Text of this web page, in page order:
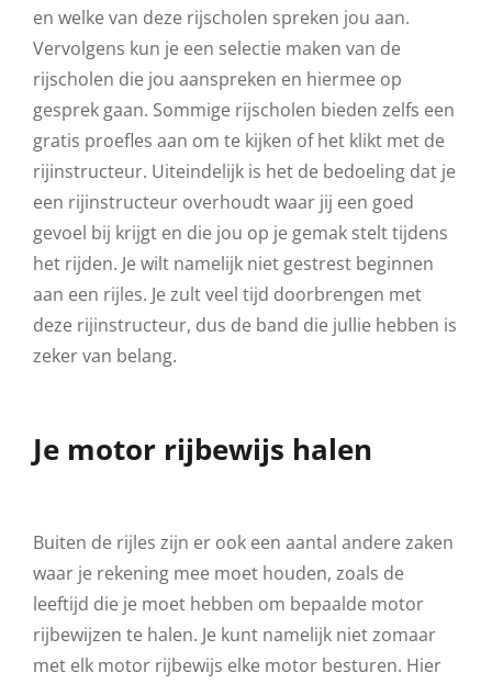
en welke van deze rijscholen spreken jou aan.
Vervolgens kun je een selectie maken van de
rijscholen die jou aanspreken en hiermee op
gesprek gaan. Sommige rijscholen bieden zelfs een
gratis proefles aan om te kijken of het klikt met de
rijinstructeur. Uiteindelijk is het de bedoeling dat je
een rijinstructeur overhoudt waar jij een goed
gevoel bij krijgt en die jou op je gemak stelt tijdens
het rijden. Je wilt namelijk niet gestrest beginnen
aan een rijles. Je zult veel tijd doorbrengen met
deze rijinstructeur, dus de band die jullie hebben is
zeker van belang.
Je motor rijbewijs halen
Buiten de rijles zijn er ook een aantal andere zaken
waar je rekening mee moet houden, zoals de
leeftijd die je moet hebben om bepaalde motor
rijbewijzen te halen. Je kunt namelijk niet zomaar
met elk motor rijbewijs elke motor besturen. Hier